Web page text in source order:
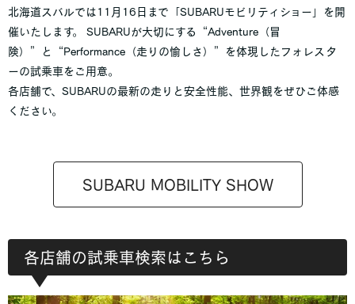
北海道スバルでは11月16日まで「SUBARUモビリティショー」を開
催いたします。 SUBARUが大切にする“Adventure（冒
険）”と“Performance（走りの愉しさ）”を体現したフォレスタ
ーの試乗車をご用意。
各店舗で、SUBARUの最新の走りと安全性能、世界観をぜひご体感
ください。
SUBARU MOBILITY SHOW
各店舗の試乗車検索はこちら